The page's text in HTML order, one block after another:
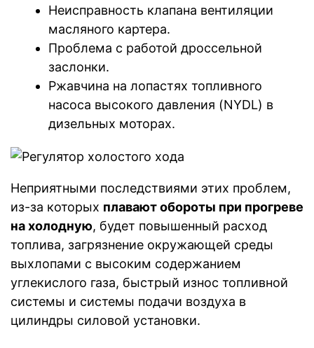
Неисправность клапана вентиляции
масляного картера.
Проблема с работой дроссельной
заслонки.
Ржавчина на лопастях топливного
насоса высокого давления (NYDL) в
дизельных моторах.
Неприятными последствиями этих проблем,
из-за которых плавают обороты при прогреве
на холодную, будет повышенный расход
топлива, загрязнение окружающей среды
выхлопами с высоким содержанием
углекислого газа, быстрый износ топливной
системы и системы подачи воздуха в
цилиндры силовой установки.